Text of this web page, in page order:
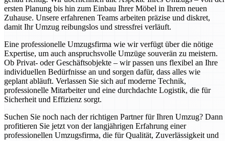
ersten Planung bis hin zum Einbau Ihrer Möbel in Ihrem neuen
Zuhause. Unsere erfahrenen Teams arbeiten präzise und diskret,
damit Ihr Umzug reibungslos und stressfrei verläuft.
Eine professionelle Umzugsfirma wie wir verfügt über die nötige
Expertise, um auch anspruchsvolle Umzüge souverän zu meistern.
Ob Privat- oder Geschäftsobjekte – wir passen uns flexibel an Ihre
individuellen Bedürfnisse an und sorgen dafür, dass alles wie
geplant abläuft. Verlassen Sie sich auf moderne Technik,
professionelle Mitarbeiter und eine durchdachte Logistik, die für
Sicherheit und Effizienz sorgt.
Suchen Sie noch nach der richtigen Partner für Ihren Umzug? Dann
profitieren Sie jetzt von der langjährigen Erfahrung einer
professionellen Umzugsfirma, die für Qualität, Zuverlässigkeit und